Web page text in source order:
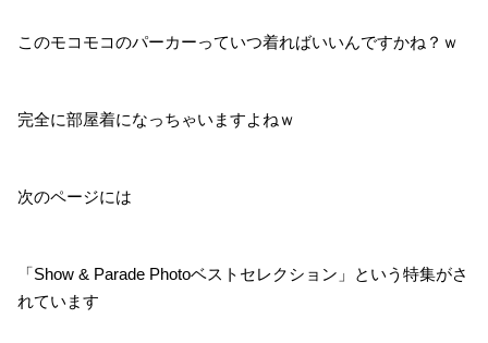
このモコモコのパーカーっていつ着ればいいんですかね？ｗ
完全に部屋着になっちゃいますよねｗ
次のページには
「Show & Parade Photoベストセレクション」という特集がさ
れています